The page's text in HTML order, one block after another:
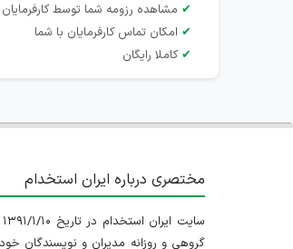
✔ مشاهده رزومه شما توسط
✔ امکان تماس کارفرمایان با شما
✔ کاملا رایگان
مختصری درباره ایران استخدام
گروهی و روزانه مدیران و نویسندگان